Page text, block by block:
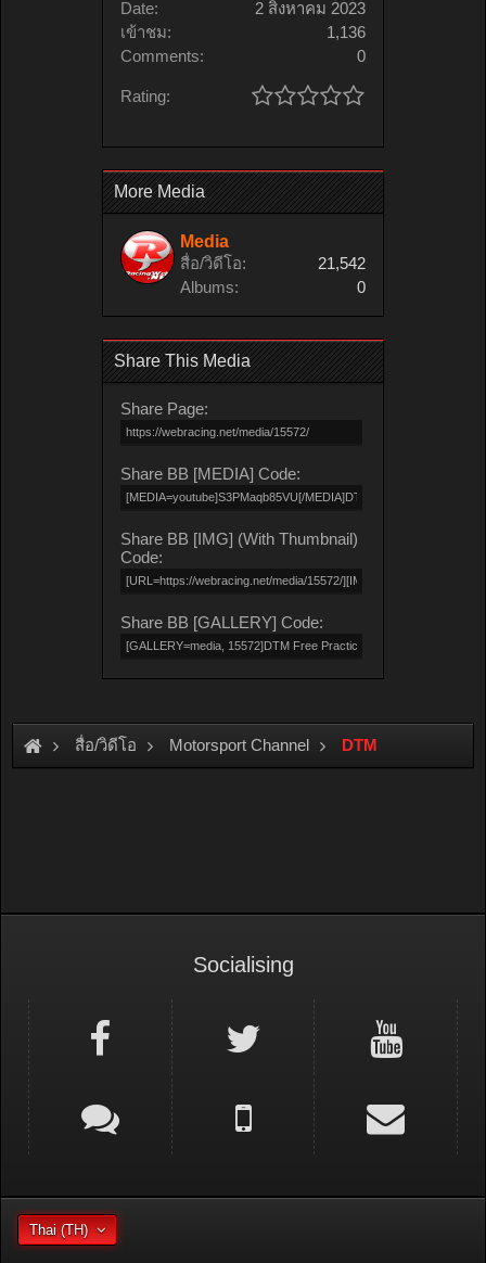
Date:
2 สิงหาคม 2023
เข้าชม:
1,136
Comments:
0
Rating:
More Media
Media
สื่อ/วิดีโอ:
21,542
Albums:
0
Share This Media
Share Page:
Share BB [MEDIA] Code:
Share BB [IMG] (With Thumbnail)
Code:
Share BB [GALLERY] Code:
สื่อ/วิดีโอ Motorsport Channel DTM
Socialising
Thai (TH)